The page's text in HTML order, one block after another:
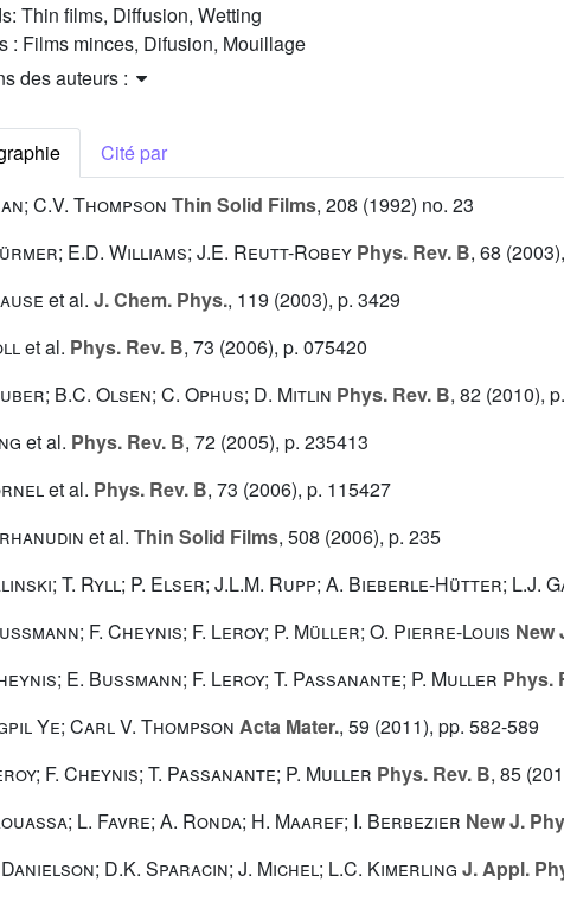
Thin films, Diffusion, Wetting
: Films minces, Difusion, Mouillage
des auteurs :
Cité par
C.V. Thompson Thin Solid Films, 208 (1992) no. 23
E.D. Williams; J.E. Reutt-Robey Phys. Rev. B, 68
et al. J. Chem. Phys., 119 (2003), p. 3429
et al. Phys. Rev. B, 73 (2006), p. 075420
B.C. Olsen; C. Ophus; D. Mitlin Phys. Rev. B, 82 (2010),
et al. Phys. Rev. B, 72 (2005), p. 235413
et al. Phys. Rev. B, 73 (2006), p. 115427
et al. Thin Solid Films, 508 (2006), p. 235
T. Ryll; P. Elser; J.L.M. Rupp; A. Bieberle-Hütter; L.J.
F. Cheynis; F. Leroy; P. Müller; O. Pierre-Louis New
E. Bussmann; F. Leroy; T. Passanante; P. Muller Phys.
Ye; Carl V. Thompson Acta Mater., 59 (2011), pp. 582-589
F. Cheynis; T. Passanante; P. Muller Phys. Rev. B, 85
L. Favre; A. Ronda; H. Maaref; I. Berbezier New J.
Danielson; D.K. Sparacin; J. Michel; L.C. Kimerling J. Appl.